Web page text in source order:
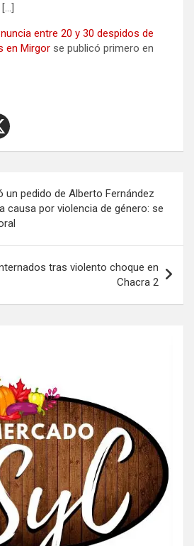
entre 20 y 30 despidos de
en Mirgor se publicó primero en
un pedido de Alberto Fernández
causa por violencia de género: se
tras violento choque en
Chacra 2